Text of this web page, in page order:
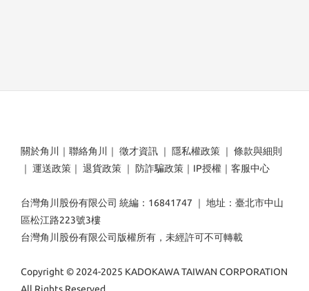
關於角川 ｜ 聯絡角川 ｜ 徵才資訊 ｜ 隱私權政策 ｜ 條款與細則
｜ 運送政策 ｜ 退貨政策 ｜ 防詐騙政策 ｜ IP授權 ｜ 客服中心
台灣角川股份有限公司 統編：16841747 ｜ 地址：臺北市中山
區松江路223號3樓
台灣角川股份有限公司版權所有，未經許可不可轉載
Copyright © 2024-2025 KADOKAWA TAIWAN CORPORATION